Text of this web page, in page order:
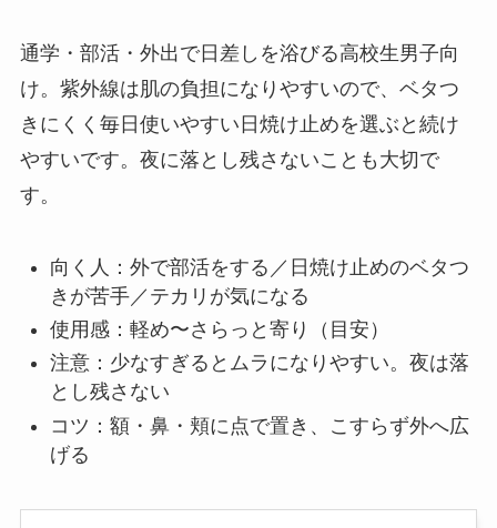
通学・部活・外出で日差しを浴びる高校生男子向
け。紫外線は肌の負担になりやすいので、ベタつ
きにくく毎日使いやすい日焼け止めを選ぶと続け
やすいです。夜に落とし残さないことも大切で
す。
向く人：外で部活をする／日焼け止めのベタつ
きが苦手／テカリが気になる
使用感：軽め〜さらっと寄り（目安）
注意：少なすぎるとムラになりやすい。夜は落
とし残さない
コツ：額・鼻・頬に点で置き、こすらず外へ広
げる